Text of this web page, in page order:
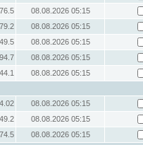
08.08.2026 05:15
08.08.2026 05:15
08.08.2026 05:15
08.08.2026 05:15
08.08.2026 05:15
08.08.2026 05:15
49.2
08.08.2026 05:15
74.5
08.08.2026 05:15